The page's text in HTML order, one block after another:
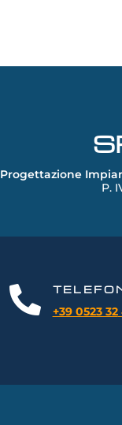
Progettazione
P.
 +39 0523 32